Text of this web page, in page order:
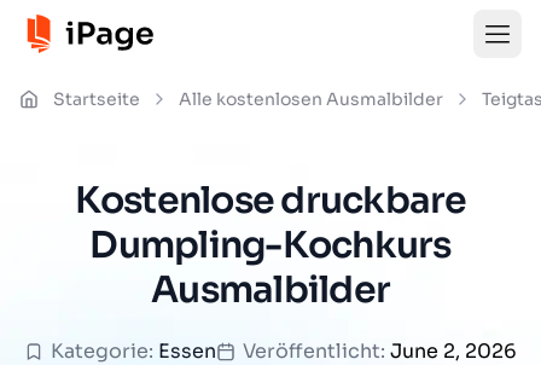
Startseite Alle kostenlosen Ausmalbilder
Kostenlose druckbare
Dumpling-Kochkurs
Ausmalbilder
Kategorie: Essen Veröffentlicht: June 2, 2026